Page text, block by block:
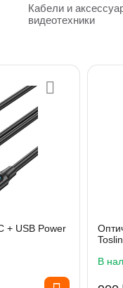
Кабели и
видеотехники
+ USB Power
В